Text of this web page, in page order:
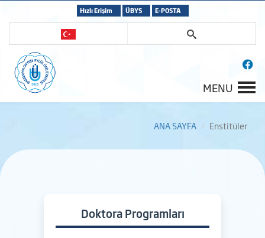
Hızlı Erişim ÜBYS E-POSTA
MENU
ANA SAYFA Enstitüler
Doktora Programları